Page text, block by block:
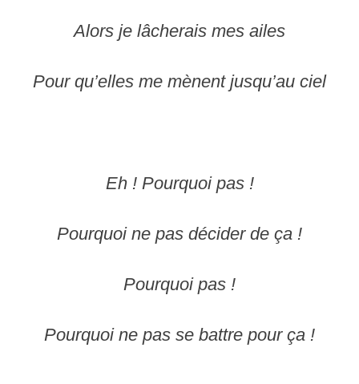
Alors je lâcherais mes ailes
Pour qu’elles me mènent jusqu’au ciel
Eh ! Pourquoi pas !
Pourquoi ne pas décider de ça !
Pourquoi pas !
Pourquoi ne pas se battre pour ça !